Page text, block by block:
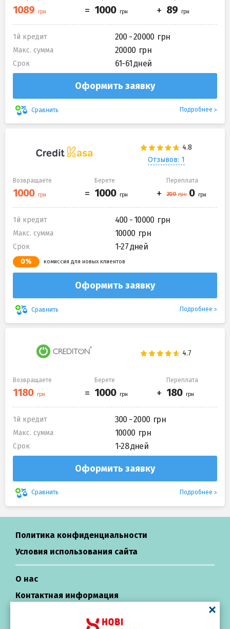
1й кредит 200 - 20000
Макс. сумма 20000
Срок 61-61 дней
Оформить заявку
Сравнить Подробнее
Отзывов: 1
Возвращаете Берете Переплата
1й кредит 400 - 10000
Макс. сумма 10000
Срок 1-27 дней
0% комиссия для новых клиентов
Оформить заявку
Сравнить Подробнее
Возвращаете Берете Переплата
1й кредит 300 - 2000
Макс. сумма 10000
Срок 1-28 дней
Оформить заявку
Сравнить Подробнее
Политика конфиденциальности
Условия использования сайта
О нас
Контактная информация